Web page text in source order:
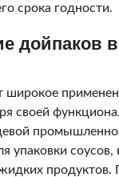
срока годности.
дойпаков
широкое
своей
упаковки соусов,
продуктов.